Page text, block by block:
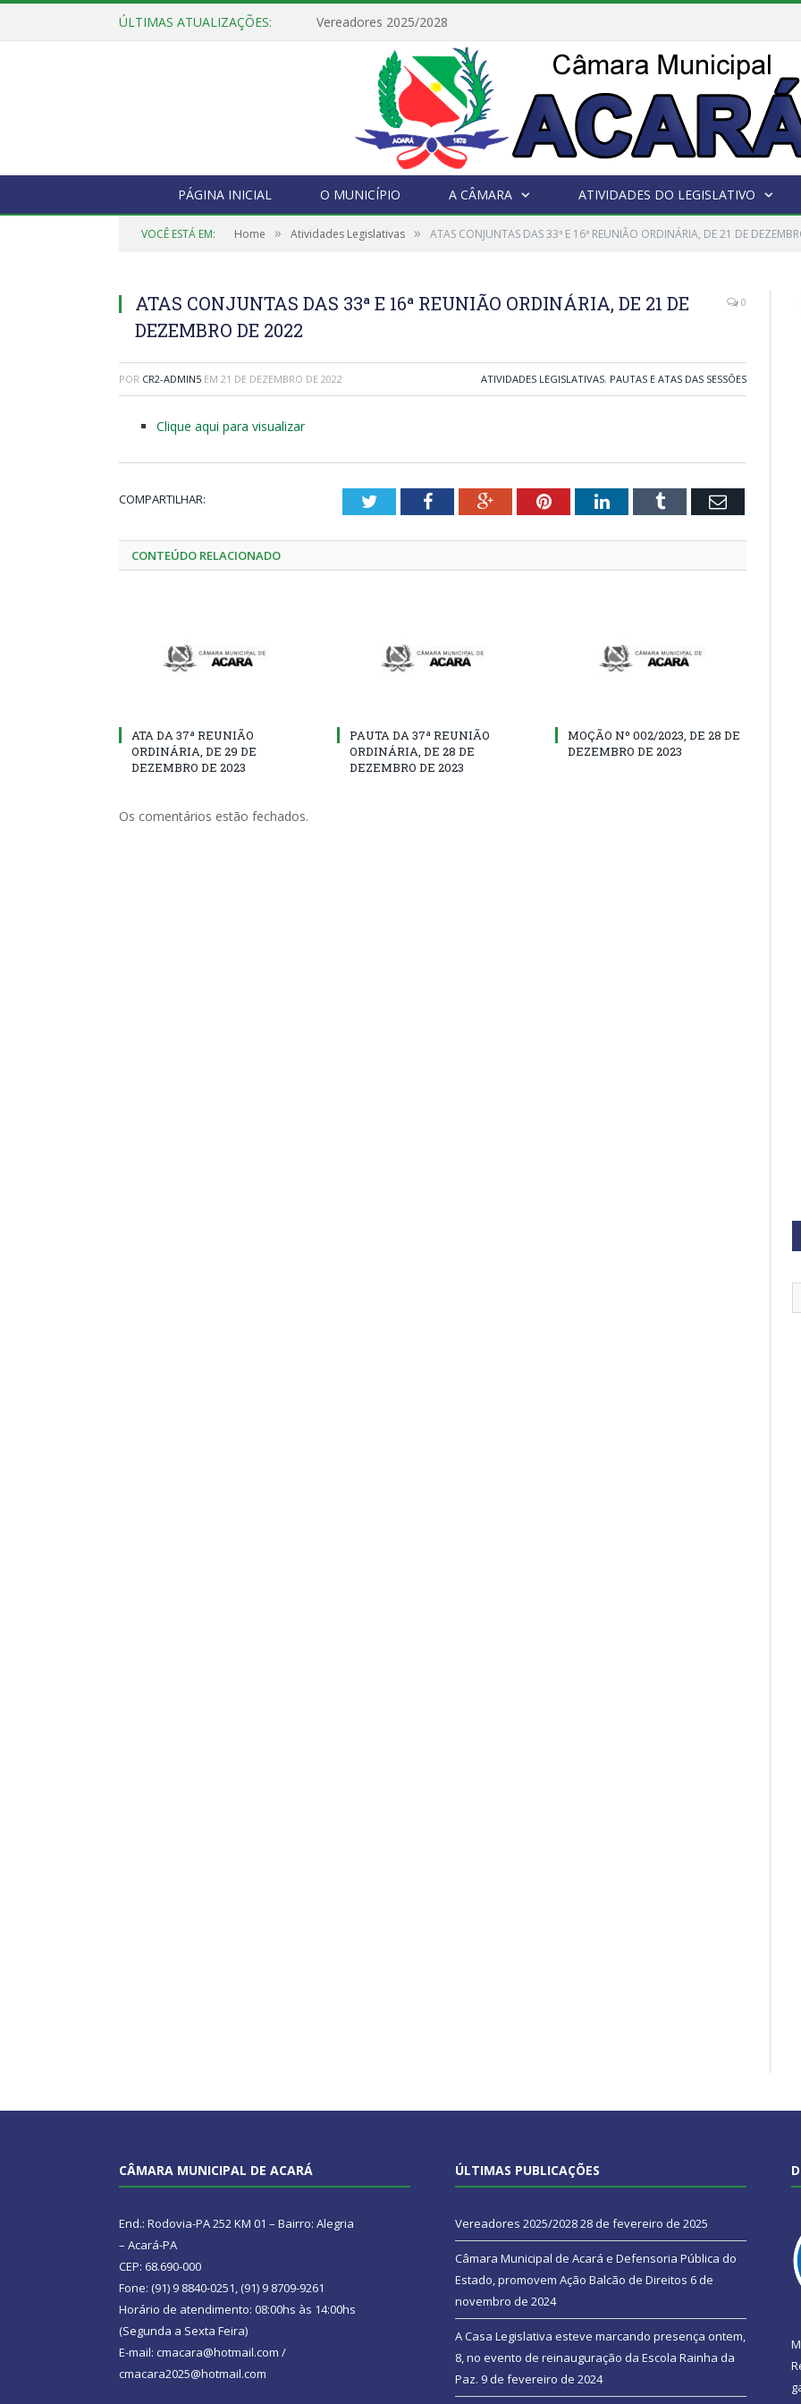
ÚLTIMAS ATUALIZAÇÕES: Vereadores 2025/2028
PÁGINA INICIAL O MUNICÍPIO A CÂMARA ATIVIDADES DO LEGISLATIVO
VOCÊ ESTÁ EM: Home » Atividades Legislativas » ATAS CONJUNTAS DAS 33ª E 16ª REUNIÃO ORDINÁRIA, DE 21 DE
ATAS CONJUNTAS DAS 33ª E 16ª REUNIÃO ORDINÁRIA, DE 21 DE
DEZEMBRO DE 2022
0
POR CR2-ADMIN5 EM 21 DE DEZEMBRO DE 2022 ATIVIDADES LEGISLATIVAS, PAUTAS E ATAS DAS SESSÕES
Clique aqui para visualizar
COMPARTILHAR: TwitterFacebookGoogle+PinterestLinkedInTumblr Email
CONTEÚDO RELACIONADO
ATA DA 37ª REUNIÃO
ORDINÁRIA, DE 29 DE
DEZEMBRO DE 2023
PAUTA DA 37ª REUNIÃO
ORDINÁRIA, DE 28 DE
DEZEMBRO DE 2023
MOÇÃO Nº 002/2023, DE 28 DE
DEZEMBRO DE 2023
Os comentários estão fechados.
CÂMARA MUNICIPAL DE ACARÁ
End.: Rodovia-PA 252 KM 01 – Bairro: Alegria
– Acará-PA
CEP: 68.690-000
Fone: (91) 9 8840-0251, (91) 9 8709-9261
Horário de atendimento: 08:00hs às 14:00hs
(Segunda a Sexta Feira)
E-mail: cmacara@hotmail.com /
cmacara2025@hotmail.com
ÚLTIMAS PUBLICAÇÕES
Vereadores 2025/202828 de fevereiro de 2025
Câmara Municipal de Acará e Defensoria Pública do
Estado, promovem Ação Balcão de Direitos 6 de
novembro de 2024
A Casa Legislativa esteve marcando presença ontem,
8, no evento de reinauguração da Escola Rainha da
Paz. 9 de fevereiro de 2024